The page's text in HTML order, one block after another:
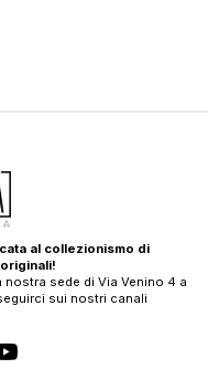
al collezionismo di
sede di Via Venino 4 a
sui nostri canali